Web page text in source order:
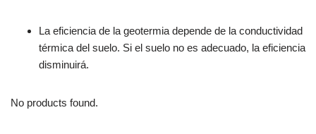
La eficiencia de la geotermia depende de la conductividad
térmica del suelo. Si el suelo no es adecuado, la eficiencia
disminuirá.
No products found.